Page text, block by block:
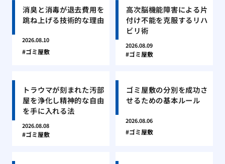
消臭と消毒が退去費用を
跳ね上げる技術的な理由
2026.08.10
ゴミ屋敷
高次脳機能障害による片
付け不能を克服するリハ
ビリ術
2026.08.09
ゴミ屋敷
トラウマが刻まれた汚部
屋を浄化し精神的な自由
を手に入れる法
2026.08.08
ゴミ屋敷
ゴミ屋敷の分別を成功さ
せるための基本ルール
2026.08.06
ゴミ屋敷